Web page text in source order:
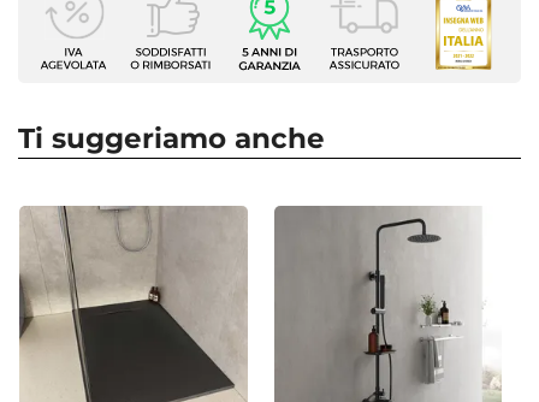
Tipologia
Walk-in
Altezza
Serie
Keep
Anticalcare
Si
Finitura Anta
Trasparente
Ti suggeriamo anche